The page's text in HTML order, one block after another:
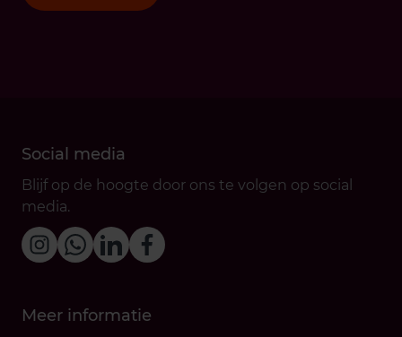
Social media
Blijf op de hoogte door ons te volgen op social
media.
Meer informatie